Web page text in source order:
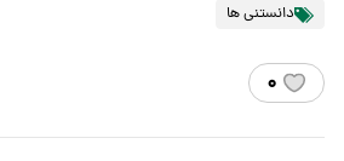
دانستنی ها
۰